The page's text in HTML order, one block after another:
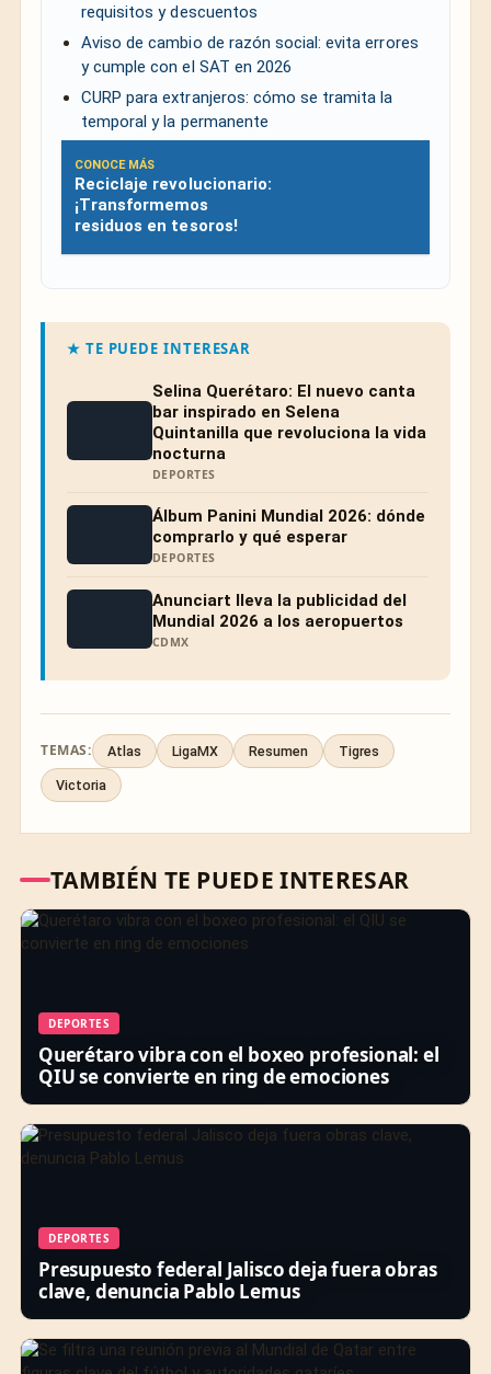
requisitos y descuentos
Aviso de cambio de razón social: evita errores
y cumple con el SAT en 2026
CURP para extranjeros: cómo se tramita la
temporal y la permanente
CONOCE MÁS
Reciclaje revolucionario:
¡Transformemos
residuos en tesoros!
★ TE PUEDE INTERESAR
Selina Querétaro: El nuevo canta
bar inspirado en Selena
Quintanilla que revoluciona la vida
nocturna
DEPORTES
Álbum Panini Mundial 2026: dónde
comprarlo y qué esperar
DEPORTES
Anunciart lleva la publicidad del
Mundial 2026 a los aeropuertos
CDMX
TEMAS: Atlas LigaMX Resumen Tigres
Victoria
TAMBIÉN TE PUEDE INTERESAR
DEPORTES
Querétaro vibra con el boxeo profesional: el
QIU se convierte en ring de emociones
DEPORTES
Presupuesto federal Jalisco deja fuera obras
clave, denuncia Pablo Lemus